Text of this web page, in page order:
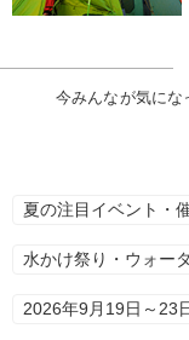
今みんなが気にな
夏の注目イベント・
水かけ祭り・ウォー
2026年9月19日～23